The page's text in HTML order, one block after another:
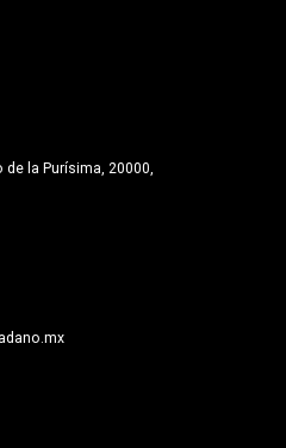
la Purísima, 20000,